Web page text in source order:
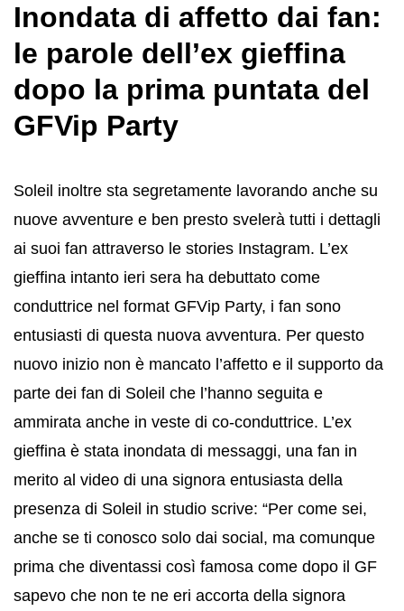
Inondata di affetto dai fan:
le parole dell’ex gieffina
dopo la prima puntata del
GFVip Party
Soleil inoltre sta segretamente lavorando anche su
nuove avventure e ben presto svelerà tutti i dettagli
ai suoi fan attraverso le stories Instagram. L’ex
gieffina intanto ieri sera ha debuttato come
conduttrice nel format GFVip Party, i fan sono
entusiasti di questa nuova avventura. Per questo
nuovo inizio non è mancato l’affetto e il supporto da
parte dei fan di Soleil che l’hanno seguita e
ammirata anche in veste di co-conduttrice. L’ex
gieffina è stata inondata di messaggi, una fan in
merito al video di una signora entusiasta della
presenza di Soleil in studio scrive: “Per come sei,
anche se ti conosco solo dai social, ma comunque
prima che diventassi così famosa come dopo il GF
sapevo che non te ne eri accorta della signora